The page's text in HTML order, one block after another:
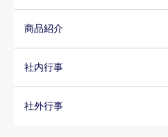
商品紹介
社内行事
社外行事